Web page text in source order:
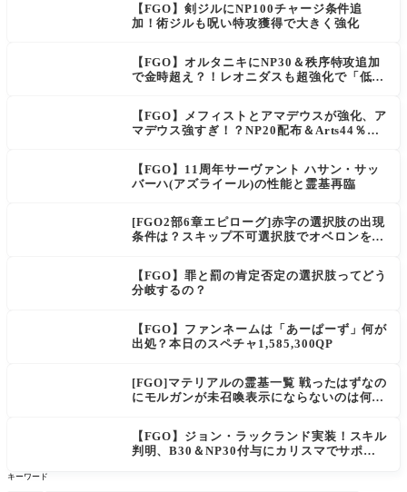
【FGO】剣ジルにNP100チャージ条件追
加！術ジルも呪い特攻獲得で大きく強化
【FGO】オルタニキにNP30＆秩序特攻追加
で金時超え？！レオニダスも超強化で「低レ
【FGO】メフィストとアマデウスが強化、ア
マデウス強すぎ！？NP20配布＆Arts44％強
【FGO】11周年サーヴァント ハサン・サッ
バーハ(アズライール)の性能と霊基再臨
[FGO2部6章エピローグ]赤字の選択肢の出現
条件は？スキップ不可選択肢でオベロンを疑
上がり出てくる
【FGO】罪と罰の肯定否定の選択肢ってどう
分岐するの？
【FGO】ファンネームは「あーぱーず」何が
出処？本日のスペチャ1,585,300QP
[FGO]マテリアルの霊基一覧 戦ったはずなの
にモルガンが未召喚表示にならないのは何
【FGO】ジョン・ラックランド実装！スキル
判明、B30＆NP30付与にカリスマでサポ性
キーワード